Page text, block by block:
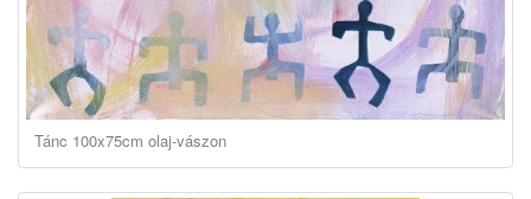
Tánc 100x75cm olaj-vászon